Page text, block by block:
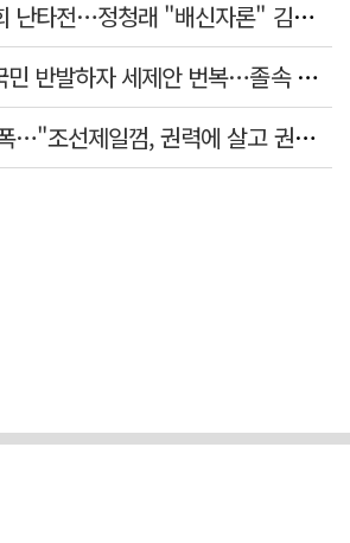
민주당 제주 연설회 난타전…정청래 "배신자론" 김민석 "관리 무능"
국힘 "李대통령, 국민 반발하자 세제안 번복…졸속 국정 즉각 중단"
홍준표, 한동훈 맹폭…"조선제일껌, 권력에 살고 권력에 죽었다"